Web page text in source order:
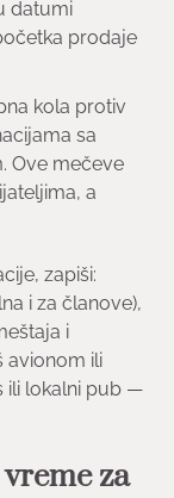
datumi
prodaje
kola protiv
sa
Ove mečeve
a
zapiši:
i za članove),
i
avionom ili
ili lokalni pub —
za